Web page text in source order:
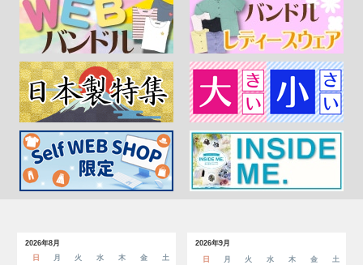
2026年8月
日
月 火 水 木 金
土
2026年9月
日
月 火 水 木 金
土